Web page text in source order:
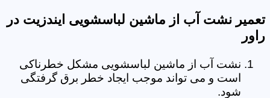
تعمیر نشت آب از ماشین لباسشویی ایندزیت در
راور
نشت آب از ماشین لباسشویی مشکل خطرناکی
است و می تواند موجب ایجاد خطر برق گرفتگی
شود.